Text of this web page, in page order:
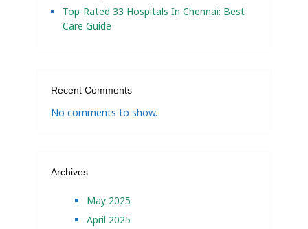
Top-Rated 33 Hospitals In Chennai: Best
Care Guide
Recent Comments
No comments to show.
Archives
May 2025
April 2025